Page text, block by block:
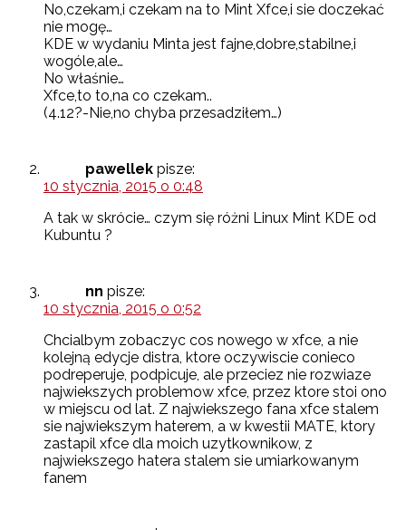
No,czekam,i czekam na to Mint Xfce,i sie doczekać
nie mogę…
KDE w wydaniu Minta jest fajne,dobre,stabilne,i
wogóle,ale…
No właśnie…
Xfce,to to,na co czekam..
(4.12?-Nie,no chyba przesadziłem…)
pawellek pisze:
10 stycznia, 2015 o 0:48
A tak w skrócie… czym się różni Linux Mint KDE od
Kubuntu ?
nn pisze:
10 stycznia, 2015 o 0:52
Chcialbym zobaczyc cos nowego w xfce, a nie
kolejną edycje distra, ktore oczywiscie conieco
podreperuje, podpicuje, ale przeciez nie rozwiaze
najwiekszych problemow xfce, przez ktore stoi ono
w miejscu od lat. Z najwiekszego fana xfce stalem
sie najwiekszym haterem, a w kwestii MATE, ktory
zastapil xfce dla moich uzytkownikow, z
najwiekszego hatera stalem sie umiarkowanym
fanem